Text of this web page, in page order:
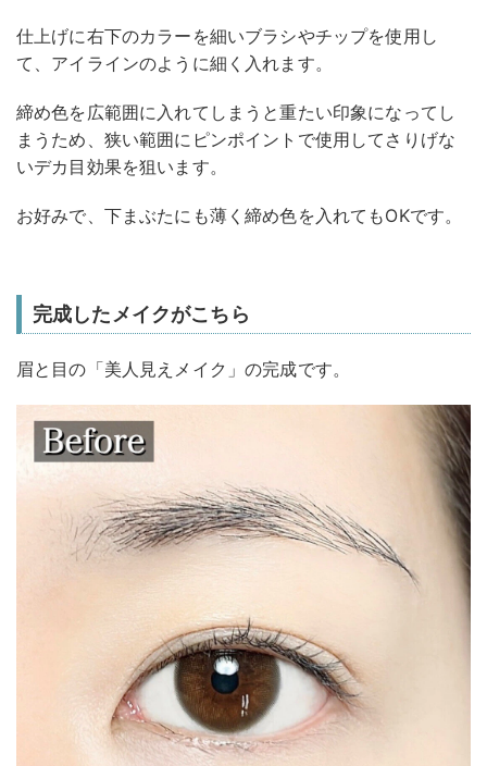
仕上げに右下のカラーを細いブラシやチップを使用し
て、アイラインのように細く入れます。
締め色を広範囲に入れてしまうと重たい印象になってし
まうため、狭い範囲にピンポイントで使用してさりげな
いデカ目効果を狙います。
お好みで、下まぶたにも薄く締め色を入れてもOKです。
完成したメイクがこちら
眉と目の「美人見えメイク」の完成です。